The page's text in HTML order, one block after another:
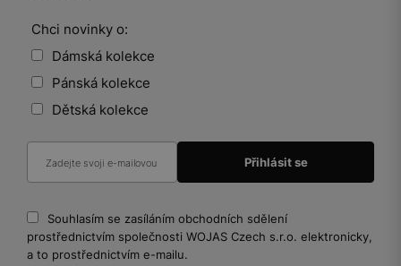
Chci novinky o:
Dámská kolekce
Pánská kolekce
Dětská kolekce
Souhlasím se zasíláním obchodních sdělení
prostřednictvím společnosti WOJAS Czech s.r.o. elektronicky,
a to prostřednictvím e-mailu.